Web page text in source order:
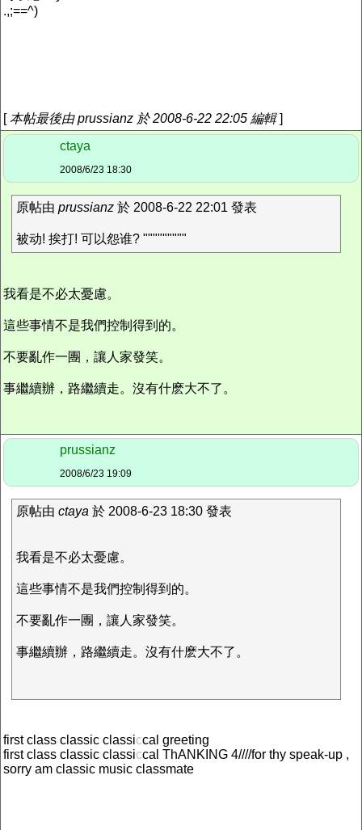
.,;==^)
[本帖最後由 prussianz 於 2008-6-22 22:05 編輯]
ctaya
2008/6/23 18:30
原帖由 prussianz 於 2008-6-22 22:01 發表
被动! 挨打! 可以怨谁? """""""""
我看是不必太憂慮。
這些事情不是我們控制得到的。
不要亂作一團，讓人家發笑。
事繼續辦，路繼續走。沒有什麽大不了。
prussianz
2008/6/23 19:09
原帖由 ctaya 於 2008-6-23 18:30 發表
我看是不必太憂慮。
這些事情不是我們控制得到的。
不要亂作一團，讓人家發笑。
事繼續辦，路繼續走。沒有什麽大不了。
first class classic classiccal greeting
first class classic classiccal ThANKING 4////for thy speak-up ,
sorry am classic music classmate